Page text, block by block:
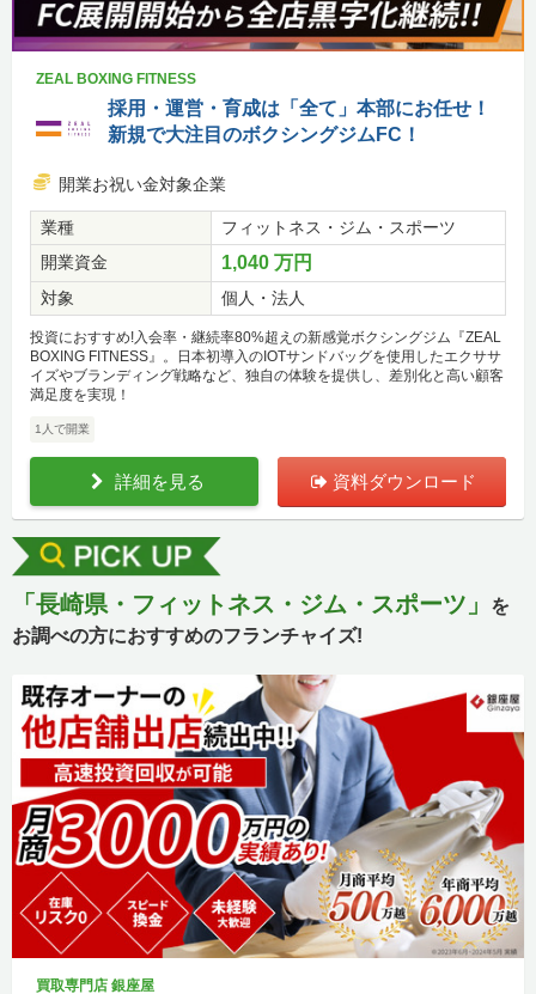
ZEAL BOXING FITNESS
採用・運営・育成は「全て」本部にお任せ！
新規で大注目のボクシングジムFC！
開業お祝い金対象企業
業種
フィットネス・ジム・スポーツ
開業資金
1,040 万円
対象 個人・法人
投資におすすめ!入会率・継続率80%超えの新感覚ボクシングジム『ZEAL
BOXING FITNESS』。日本初導入のIOTサンドバッグを使用したエクササ
イズやブランディング戦略など、独自の体験を提供し、差別化と高い顧客
満足度を実現！
1人で開業
詳細を見る 資料ダウンロード
「長崎県・フィットネス・ジム・スポーツ」
を
お調べの方におすすめのフランチャイズ!
買取専門店 銀座屋